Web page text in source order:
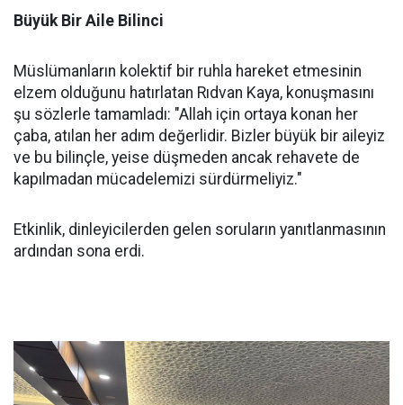
Büyük Bir Aile Bilinci
Müslümanların kolektif bir ruhla hareket etmesinin
elzem olduğunu hatırlatan Rıdvan Kaya, konuşmasını
şu sözlerle tamamladı: "Allah için ortaya konan her
çaba, atılan her adım değerlidir. Bizler büyük bir aileyiz
ve bu bilinçle, yeise düşmeden ancak rehavete de
kapılmadan mücadelemizi sürdürmeliyiz."
Etkinlik, dinleyicilerden gelen soruların yanıtlanmasının
ardından sona erdi.